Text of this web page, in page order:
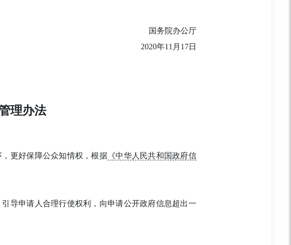
国务院办公厅
2020年11月17日
理办法
更好保障公众知情权，根据《中华人民共和国政府信
导申请人合理行使权利，向申请公开政府信息超出一